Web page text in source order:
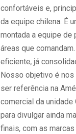
confortáveis e,
da equipe chilena. É
montada a equipe
áreas que
eficiente, já
Nosso objetivo é nos
ser referência na
comercial da unidade
para divulgar ainda
finais, com as